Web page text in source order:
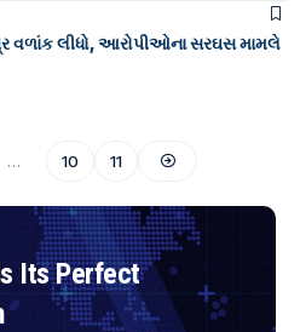
વળાંક લીધો, આરોપીઓના સરઘસ મામલે
… 10 11
Its Perfect